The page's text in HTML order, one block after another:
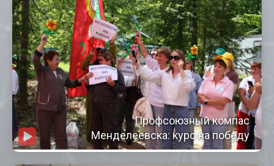
Профсоюзный компас
Менделеевска: курс на победу